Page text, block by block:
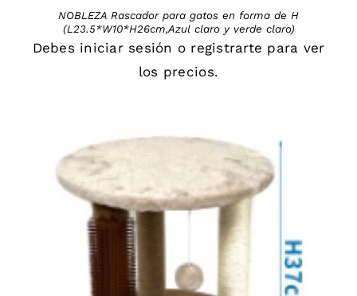
NOBLEZA Rascador para gatos en forma de H
(L23.5*W10*H26cm,Azul claro y verde claro)
Debes iniciar sesión o registrarte para ver
los precios.
DETAILS